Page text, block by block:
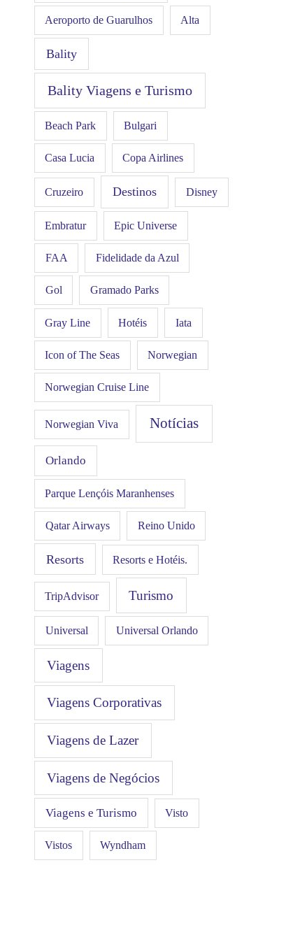
Aeroporto de Guarulhos Alta
Bality
Bality Viagens e Turismo
Beach Park Bulgari
Casa Lucia Copa Airlines
Cruzeiro Destinos Disney
Embratur Epic Universe
FAA Fidelidade da Azul
Gol Gramado Parks
Gray Line Hotéis Iata
Icon of The Seas Norwegian
Norwegian Cruise Line
Norwegian Viva Notícias
Orlando
Parque Lençóis Maranhenses
Qatar Airways Reino Unido
Resorts Resorts e Hotéis.
TripAdvisor Turismo
Universal Universal Orlando
Viagens
Viagens Corporativas
Viagens de Lazer
Viagens de Negócios
Viagens e Turismo Visto
Vistos Wyndham